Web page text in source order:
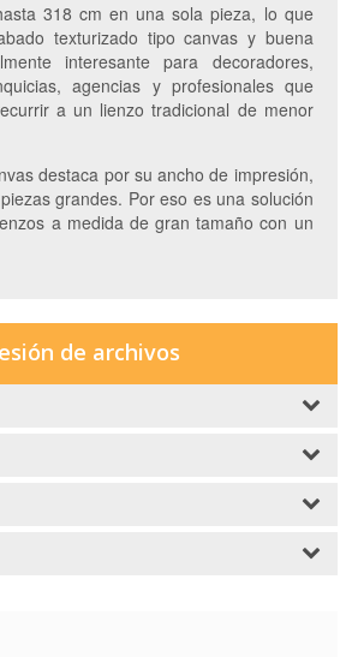
318 cm en una sola pieza, lo que
texturizado tipo canvas y buena
interesante para decoradores,
agencias y profesionales que
a un lienzo tradicional de menor
destaca por su ancho de impresión,
grandes. Por eso es una solución
a medida de gran tamaño con un
de archivos